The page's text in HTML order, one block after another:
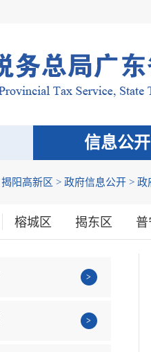
信息公开
揭阳高新区 > 政府信息公开 > 政
榕城区 揭东区 普